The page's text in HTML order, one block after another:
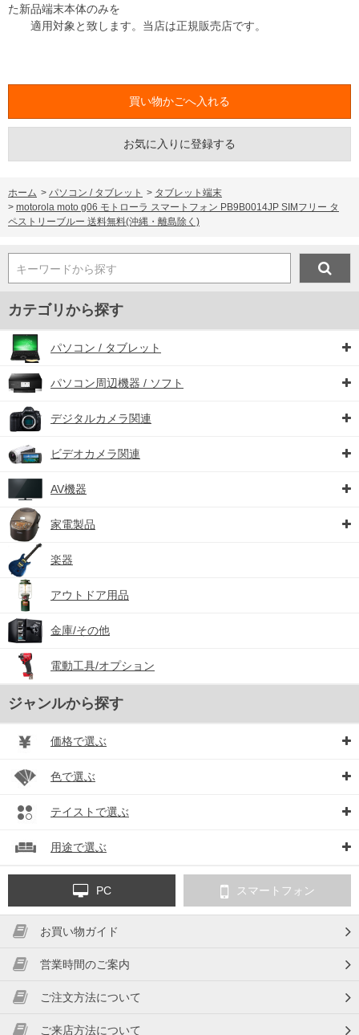
た新品端末本体のみを
適用対象と致します。当店は正規販売店です。
お気に入りに登録する
ホーム > パソコン / タブレット > タブレット端末
> motorola moto g06 モトローラ スマートフォン PB9B0014JP SIMフリー タ
ペストリーブルー 送料無料(沖縄・離島除く)
キーワードから探す
カテゴリから探す
パソコン / タブレット
パソコン周辺機器 / ソフト
デジタルカメラ関連
ビデオカメラ関連
AV機器
家電製品
楽器
アウトドア用品
金庫/その他
電動工具/オプション
ジャンルから探す
価格で選ぶ
色で選ぶ
テイストで選ぶ
用途で選ぶ
PC スマートフォン
お買い物ガイド
営業時間のご案内
ご注文方法について
ご来店方法について